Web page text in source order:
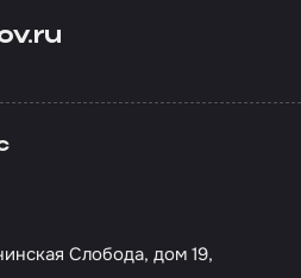
Слобода, дом 19,